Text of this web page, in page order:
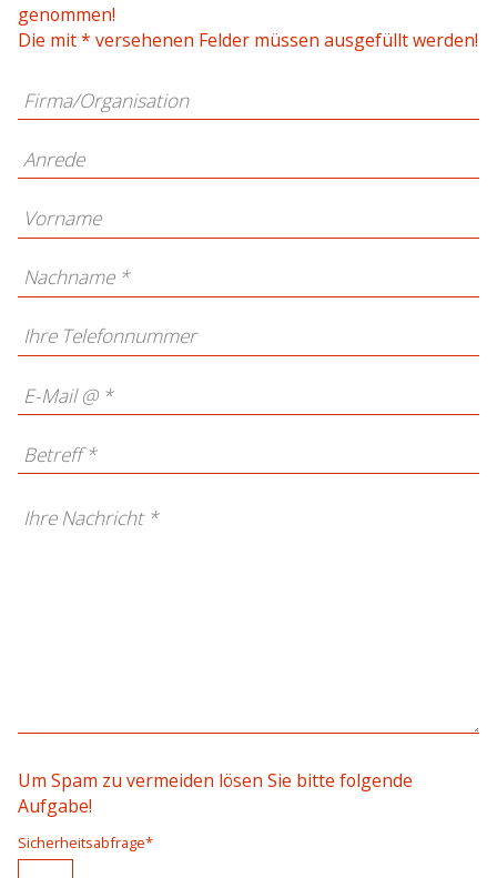
genommen!
Die mit * versehenen Felder müssen ausgefüllt werden!
Um Spam zu vermeiden lösen Sie bitte folgende
Aufgabe!
Pflichtfeld
Sicherheitsabfrage*